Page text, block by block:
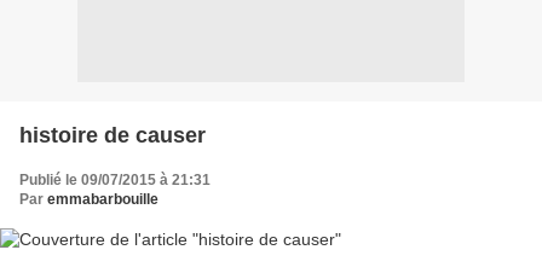
histoire de causer
Publié le 09/07/2015 à 21:31
Par emmabarbouille